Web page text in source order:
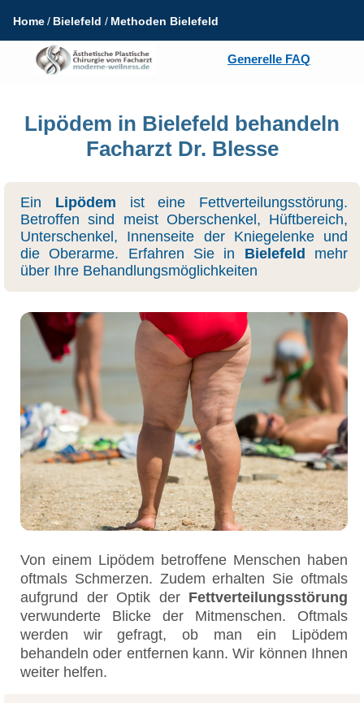
Generelle FAQ
Home Bielefeld Methoden Bielefeld
Lipödem in Bielefeld behandeln
Facharzt Dr. Blesse
Ein Lipödem ist eine Fettverteilungsstörung.
Betroffen sind meist Oberschenkel, Hüftbereich,
Unterschenkel, Innenseite der Kniegelenke und
die Oberarme. Erfahren Sie in Bielefeld
mehr
über Ihre Behandlungsmöglichkeiten
Von einem Lipödem betroffene Menschen haben
oftmals Schmerzen. Zudem erhalten Sie oftmals
aufgrund der Optik der Fettverteilungsstörung
verwunderte Blicke der Mitmenschen. Oftmals
werden wir gefragt, ob man ein Lipödem
behandeln oder entfernen kann. Wir können Ihnen
weiter helfen.